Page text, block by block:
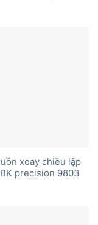
xoay chiều lập
precision 9803